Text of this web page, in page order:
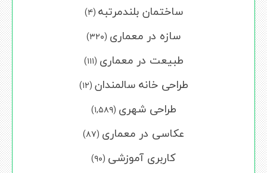
ساختمان بلندمرتبه (۴)
سازه در معماری (۳۲۰)
طبیعت در معماری (۱۱۱)
طراحی خانه سالمندان (۱۲)
طراحی شهری (۱,۵۸۹)
عکاسی در معماری (۸۷)
کاربری آموزشی (۹۰)